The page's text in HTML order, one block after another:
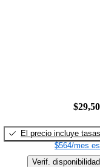
El precio incluye tasas
$564/mes
Verif. disponibilidad